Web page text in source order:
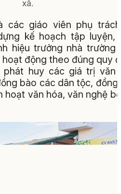
xã.
các giáo viên phụ
kế hoạch tập luyện,
hiệu trưởng nhà trường
động theo đúng quy
phát huy các giá trị văn
bào các dân tộc, đồng
hoạt văn hóa, văn nghệ